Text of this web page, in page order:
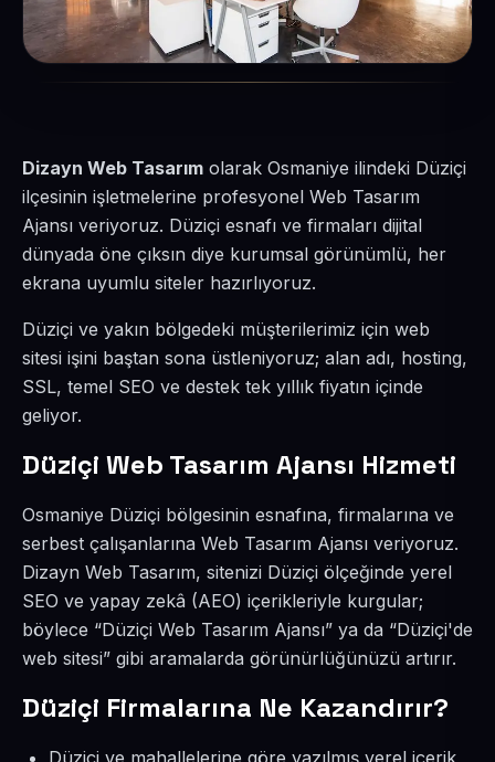
Dizayn Web Tasarım olarak Osmaniye ilindeki Düziçi
ilçesinin işletmelerine profesyonel Web Tasarım
Ajansı veriyoruz. Düziçi esnafı ve firmaları dijital
dünyada öne çıksın diye kurumsal görünümlü, her
ekrana uyumlu siteler hazırlıyoruz.
Düziçi ve yakın bölgedeki müşterilerimiz için web
sitesi işini baştan sona üstleniyoruz; alan adı, hosting,
SSL, temel SEO ve destek tek yıllık fiyatın içinde
geliyor.
Düziçi Web Tasarım Ajansı Hizmeti
Osmaniye Düziçi bölgesinin esnafına, firmalarına ve
serbest çalışanlarına Web Tasarım Ajansı veriyoruz.
Dizayn Web Tasarım, sitenizi Düziçi ölçeğinde yerel
SEO ve yapay zekâ (AEO) içerikleriyle kurgular;
böylece “Düziçi Web Tasarım Ajansı” ya da “Düziçi'de
web sitesi” gibi aramalarda görünürlüğünüzü artırır.
Düziçi Firmalarına Ne Kazandırır?
Düziçi ve mahallelerine göre yazılmış yerel içerik